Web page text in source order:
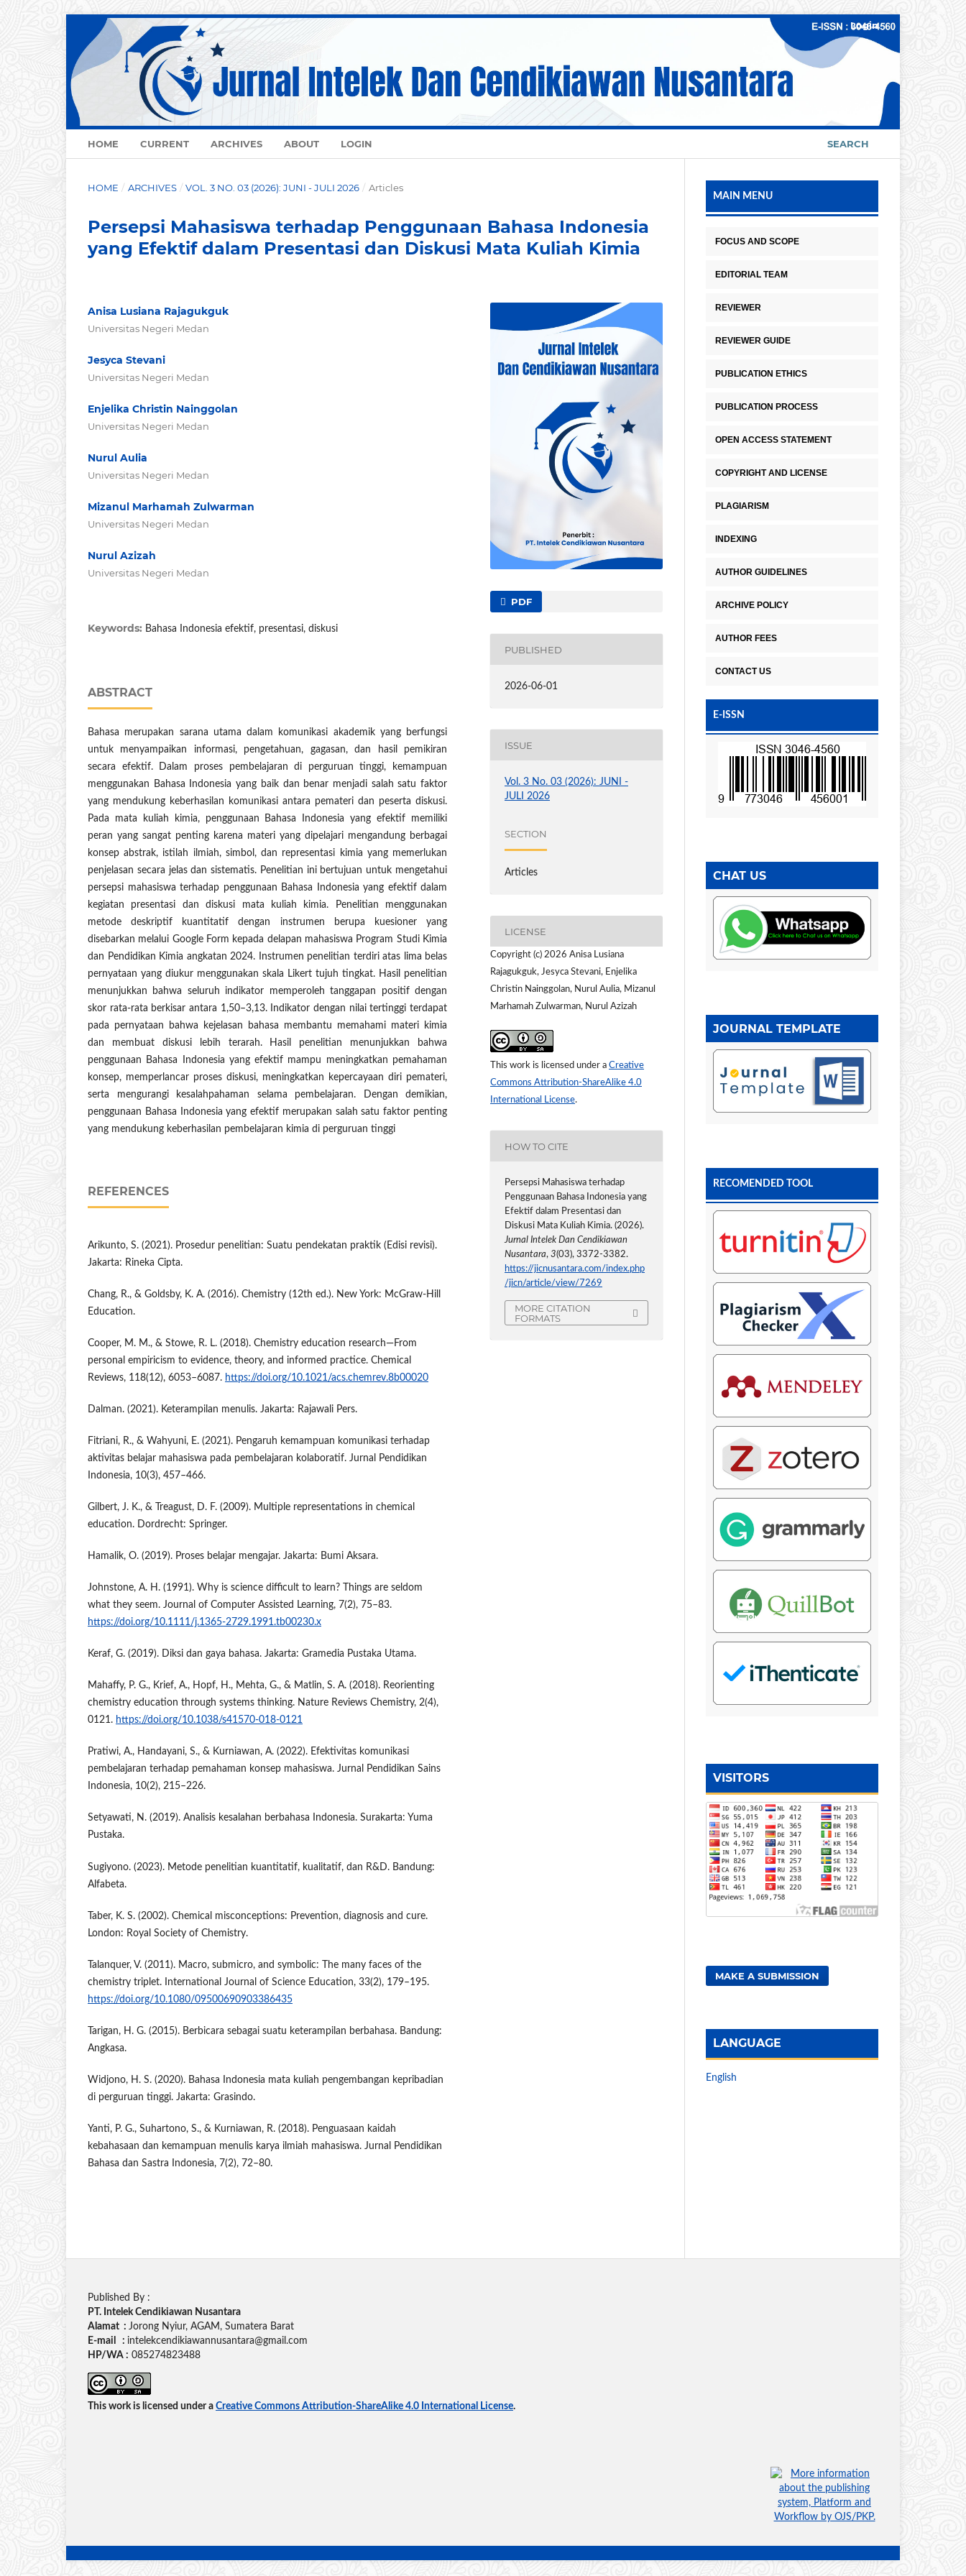
HOME CURRENT ARCHIVES ABOUT LOGIN SEARCH
Login
HOME / ARCHIVES / VOL. 3 NO. 03 (2026): JUNI - JULI 2026 / Articles
Persepsi Mahasiswa terhadap Penggunaan Bahasa Indonesia
yang Efektif dalam Presentasi dan Diskusi Mata Kuliah Kimia
Anisa Lusiana Rajagukguk
Universitas Negeri Medan
Jesyca Stevani
Universitas Negeri Medan
Enjelika Christin Nainggolan
Universitas Negeri Medan
Nurul Aulia
Universitas Negeri Medan
Mizanul Marhamah Zulwarman
Universitas Negeri Medan
Nurul Azizah
Universitas Negeri Medan
Keywords: Bahasa Indonesia efektif, presentasi, diskusi
ABSTRACT
Bahasa merupakan sarana utama dalam komunikasi akademik yang berfungsi
untuk menyampaikan informasi, pengetahuan, gagasan, dan hasil pemikiran
secara efektif. Dalam proses pembelajaran di perguruan tinggi, kemampuan
menggunakan Bahasa Indonesia yang baik dan benar menjadi salah satu faktor
yang mendukung keberhasilan komunikasi antara pemateri dan peserta diskusi.
Pada mata kuliah kimia, penggunaan Bahasa Indonesia yang efektif memiliki
peran yang sangat penting karena materi yang dipelajari mengandung berbagai
konsep abstrak, istilah ilmiah, simbol, dan representasi kimia yang memerlukan
penjelasan secara jelas dan sistematis. Penelitian ini bertujuan untuk mengetahui
persepsi mahasiswa terhadap penggunaan Bahasa Indonesia yang efektif dalam
kegiatan presentasi dan diskusi mata kuliah kimia. Penelitian menggunakan
metode deskriptif kuantitatif dengan instrumen berupa kuesioner yang
disebarkan melalui Google Form kepada delapan mahasiswa Program Studi Kimia
dan Pendidikan Kimia angkatan 2024. Instrumen penelitian terdiri atas lima belas
pernyataan yang diukur menggunakan skala Likert tujuh tingkat. Hasil penelitian
menunjukkan bahwa seluruh indikator memperoleh tanggapan positif dengan
skor rata-rata berkisar antara 1,50–3,13. Indikator dengan nilai tertinggi terdapat
pada pernyataan bahwa kejelasan bahasa membantu memahami materi kimia
dan membuat diskusi lebih terarah. Hasil penelitian menunjukkan bahwa
penggunaan Bahasa Indonesia yang efektif mampu meningkatkan pemahaman
konsep, memperlancar proses diskusi, meningkatkan kepercayaan diri pemateri,
serta mengurangi kesalahpahaman selama pembelajaran. Dengan demikian,
penggunaan Bahasa Indonesia yang efektif merupakan salah satu faktor penting
yang mendukung keberhasilan pembelajaran kimia di perguruan tinggi
REFERENCES
Arikunto, S. (2021). Prosedur penelitian: Suatu pendekatan praktik (Edisi revisi).
Jakarta: Rineka Cipta.
Chang, R., & Goldsby, K. A. (2016). Chemistry (12th ed.). New York: McGraw-Hill
Education.
Cooper, M. M., & Stowe, R. L. (2018). Chemistry education research—From
personal empiricism to evidence, theory, and informed practice. Chemical
Reviews, 118(12), 6053–6087. https://doi.org/10.1021/acs.chemrev.8b00020
Dalman. (2021). Keterampilan menulis. Jakarta: Rajawali Pers.
Fitriani, R., & Wahyuni, E. (2021). Pengaruh kemampuan komunikasi terhadap
aktivitas belajar mahasiswa pada pembelajaran kolaboratif. Jurnal Pendidikan
Indonesia, 10(3), 457–466.
Gilbert, J. K., & Treagust, D. F. (2009). Multiple representations in chemical
education. Dordrecht: Springer.
Hamalik, O. (2019). Proses belajar mengajar. Jakarta: Bumi Aksara.
Johnstone, A. H. (1991). Why is science difficult to learn? Things are seldom
what they seem. Journal of Computer Assisted Learning, 7(2), 75–83.
https://doi.org/10.1111/j.1365-2729.1991.tb00230.x
Keraf, G. (2019). Diksi dan gaya bahasa. Jakarta: Gramedia Pustaka Utama.
Mahaffy, P. G., Krief, A., Hopf, H., Mehta, G., & Matlin, S. A. (2018). Reorienting
chemistry education through systems thinking. Nature Reviews Chemistry, 2(4),
0121. https://doi.org/10.1038/s41570-018-0121
Pratiwi, A., Handayani, S., & Kurniawan, A. (2022). Efektivitas komunikasi
pembelajaran terhadap pemahaman konsep mahasiswa. Jurnal Pendidikan Sains
Indonesia, 10(2), 215–226.
Setyawati, N. (2019). Analisis kesalahan berbahasa Indonesia. Surakarta: Yuma
Pustaka.
Sugiyono. (2023). Metode penelitian kuantitatif, kualitatif, dan R&D. Bandung:
Alfabeta.
Taber, K. S. (2002). Chemical misconceptions: Prevention, diagnosis and cure.
London: Royal Society of Chemistry.
Talanquer, V. (2011). Macro, submicro, and symbolic: The many faces of the
chemistry triplet. International Journal of Science Education, 33(2), 179–195.
https://doi.org/10.1080/09500690903386435
Tarigan, H. G. (2015). Berbicara sebagai suatu keterampilan berbahasa. Bandung:
Angkasa.
Widjono, H. S. (2020). Bahasa Indonesia mata kuliah pengembangan kepribadian
di perguruan tinggi. Jakarta: Grasindo.
Yanti, P. G., Suhartono, S., & Kurniawan, R. (2018). Penguasaan kaidah
kebahasaan dan kemampuan menulis karya ilmiah mahasiswa. Jurnal Pendidikan
Bahasa dan Sastra Indonesia, 7(2), 72–80.
PDF
PUBLISHED
2026-06-01
ISSUE
Vol. 3 No. 03 (2026): JUNI -
JULI 2026
SECTION
Articles
LICENSE
Copyright (c) 2026 Anisa Lusiana
Rajagukguk, Jesyca Stevani, Enjelika
Christin Nainggolan, Nurul Aulia, Mizanul
Marhamah Zulwarman, Nurul Azizah
This work is licensed under a Creative
Commons Attribution-ShareAlike 4.0
International License.
HOW TO CITE
Persepsi Mahasiswa terhadap
Penggunaan Bahasa Indonesia yang
Efektif dalam Presentasi dan
Diskusi Mata Kuliah Kimia. (2026).
Jurnal Intelek Dan Cendikiawan
Nusantara,3(03), 3372-3382.
https://jicnusantara.com/index.php
/jicn/article/view/7269
MORE CITATION
FORMATS
MAIN MENU
FOCUS AND SCOPE
EDITORIAL TEAM
REVIEWER
REVIEWER GUIDE
PUBLICATION ETHICS
PUBLICATION PROCESS
OPEN ACCESS STATEMENT
COPYRIGHT AND LICENSE
PLAGIARISM
INDEXING
AUTHOR GUIDELINES
ARCHIVE POLICY
AUTHOR FEES
CONTACT US
E-ISSN
CHAT US
JOURNAL TEMPLATE
RECOMENDED TOOL
VISITORS
MAKE A SUBMISSION
LANGUAGE
English
Published By :
PT. Intelek Cendikiawan Nusantara
Alamat : Jorong Nyiur, AGAM, Sumatera Barat
E-mail : intelekcendikiawannusantara@gmail.com
HP/WA : 085274823488
This work is licensed under a Creative Commons Attribution-ShareAlike 4.0 International License.